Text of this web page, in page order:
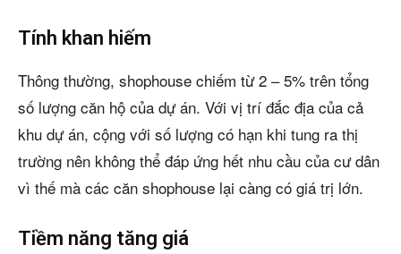
Tính khan hiếm
Thông thường, shophouse chiếm từ 2 – 5% trên tổng
số lượng căn hộ của dự án. Với vị trí đắc địa của cả
khu dự án, cộng với số lượng có hạn khi tung ra thị
trường nên không thể đáp ứng hết nhu cầu của cư dân
vì thế mà các căn shophouse lại càng có giá trị lớn.
Tiềm năng tăng giá